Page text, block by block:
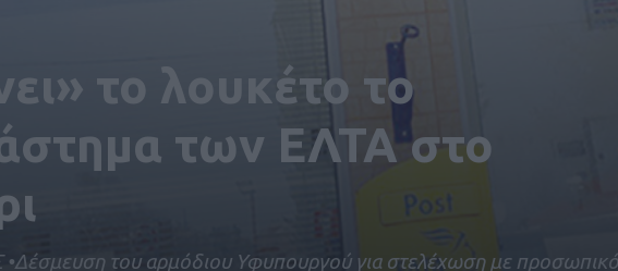
το λουκέτο το
των ΕΛΤΑ στο
•Δέσμευση του αρμόδιου Υφυπουργού για στελέχωση με προσωπικό